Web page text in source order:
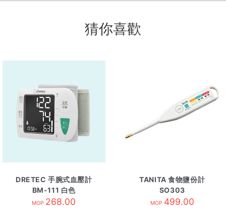
猜你喜歡
DRETEC 手腕式血壓計
BM-111 白色
MOP 268.00
TANITA 食物鹽份計
SO303
MOP 499.00